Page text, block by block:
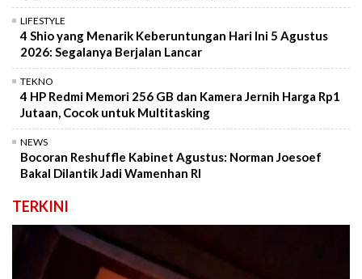
LIFESTYLE
4 Shio yang Menarik Keberuntungan Hari Ini 5 Agustus
2026: Segalanya Berjalan Lancar
TEKNO
4 HP Redmi Memori 256 GB dan Kamera Jernih Harga Rp1
Jutaan, Cocok untuk Multitasking
NEWS
Bocoran Reshuffle Kabinet Agustus: Norman Joesoef
Bakal Dilantik Jadi Wamenhan RI
TERKINI